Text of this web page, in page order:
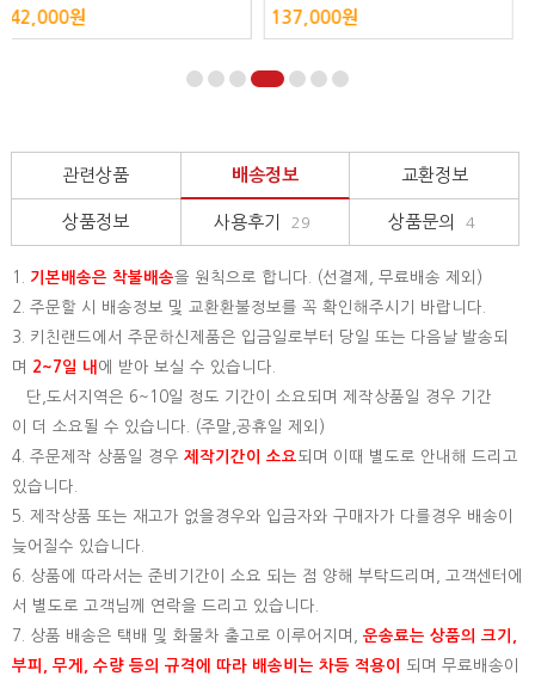
146,000원 310,000원
관련상품 배송정보 교환정보
상품정보 사용후기 29 상품문의 4
1. 기본배송은 착불배송을 원칙으로 합니다. (선결제, 무료배송 제외)
2. 주문할 시 배송정보 및 교환환불정보를 꼭 확인해주시기 바랍니다.
3. 키친랜드에서 주문하신제품은 입금일로부터 당일 또는 다음날 발송되
며
2~7일 내 에 받아 보실 수 있습니다.
단,도서지역은 6~10일 정도 기간이 소요되며 제작상품일 경우 기간
이 더 소요될 수 있습니다. (주말,공휴일 제외)
4. 주문제작 상품일 경우 제작기간이 소요되며 이때 별도로 안내해 드리고
있습니다.
5. 제작상품 또는 재고가 없을경우와 입금자와 구매자가 다를경우 배송이
늦어질수 있습니다.
6. 상품에 따라서는 준비기간이 소요 되는 점 양해 부탁드리며, 고객센터에
서 별도로 고객님께 연락을 드리고 있습니다.
7. 상품 배송은 택배 및 화물차 출고로 이루어지며, 운송료는 상품의 크기,
부피, 무게, 수량 등의 규격에 따라 배송비는 차등 적용이
되며 무료배송이